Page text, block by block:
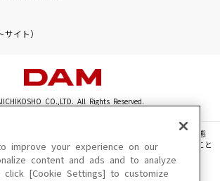
DAMの新曲・ランキングなど
DAMに会員登録・ログインして
サイト）
CO.,LTD. All Rights Reserved.
る一切の文章・画像・写真・動画・音声等を、手段や形態
る範囲を超えて無断で複製、転載、ファイル化などすること
種によりご利用いただけない場合があります。
improve your experience on our
content and ads and to analyze
click [Cookie Settings] to customize